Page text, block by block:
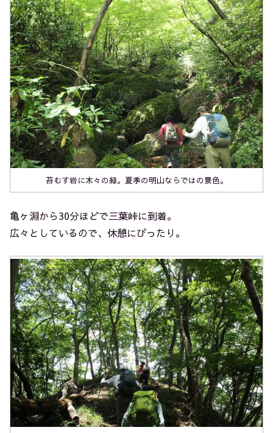
苔むす岩に木々の緑。夏季の明山ならではの景色。
亀ヶ淵から30分ほどで三葉峠に到着。
広々としているので、休憩にぴったり。